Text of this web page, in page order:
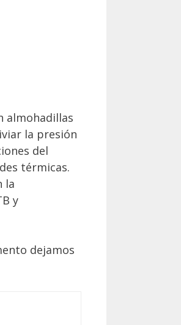
almohadillas
la presión
del
térmicas.
la
y
dejamos